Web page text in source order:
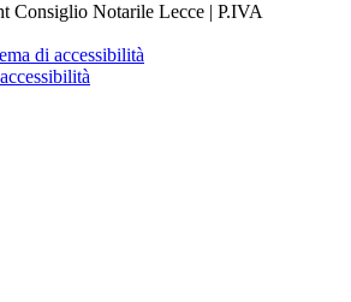
Consiglio Notarile Lecce | P.IVA
di accessibilità